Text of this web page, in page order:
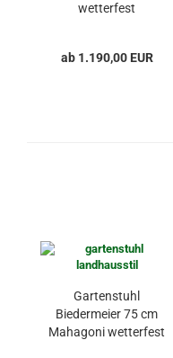
wetterfest
ab 1.190,00 EUR
Gartenstuhl
Biedermeier 75 cm
Mahagoni wetterfest